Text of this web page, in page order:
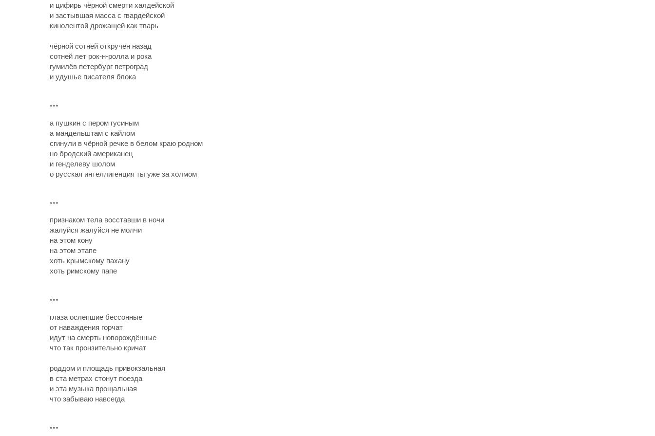
и цифирь чёрной смерти халдейской
и застывшая масса с гвардейской
кинолентой дрожащей как тварь
чёрной сотней откручен назад
сотней лет рок-н-ролла и рока
гумилёв петербург петроград
и удушье писателя блока
***
а пушкин с пером гусиным
а мандельштам с кайлом
сгинули в чёрной речке в белом краю родном
но бродский американец
и генделеву шолом
о русская интеллигенция ты уже за холмом
***
признаком тела восставши в ночи
жалуйся жалуйся не молчи
на этом кону
на этом этапе
хоть крымскому пахану
хоть римскому папе
***
глаза ослепшие бессонные
от наваждения горчат
идут на смерть новорождённые
что так пронзительно кричат
роддом и площадь привокзальная
в ста метрах стонут поезда
и эта музыка прощальная
что забываю навсегда
***